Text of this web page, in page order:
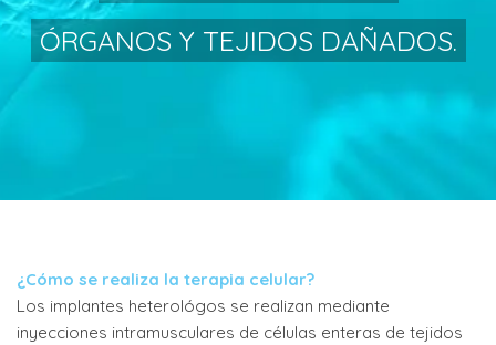
ÓRGANOS Y TEJIDOS DAÑADOS.
¿Cómo se realiza la terapia celular?
Los implantes heterológos se realizan mediante
inyecciones intramusculares de células enteras de tejidos